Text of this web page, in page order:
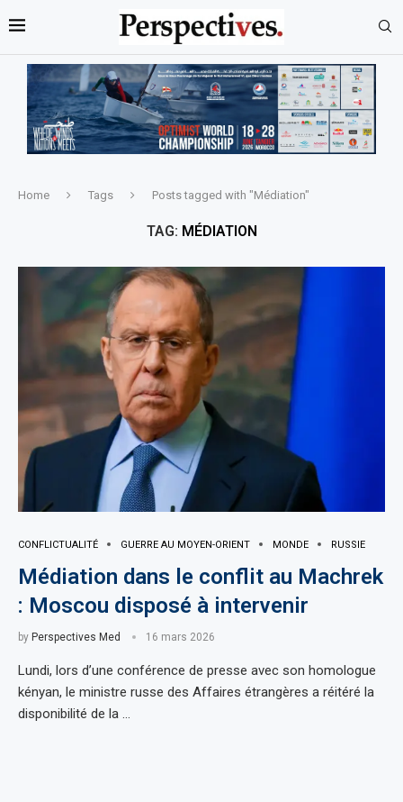
Home Tags Posts tagged with "Médiation"
TAG: MÉDIATION
CONFLICTUALITÉ GUERRE AU MOYEN-ORIENT MONDE RUSSIE
Médiation dans le conflit au Machrek
: Moscou disposé à intervenir
by Perspectives Med 16 mars 2026
Lundi, lors d’une conférence de presse avec son homologue
kényan, le ministre russe des Affaires étrangères a réitéré la
disponibilité de la …